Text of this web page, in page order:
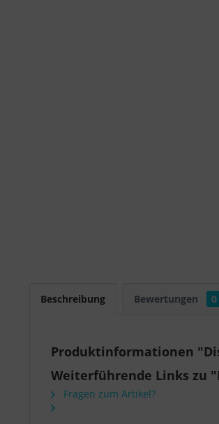
Beschreibung Bewertungen 0
Produktinformationen
Weiterführende Links zu
Fragen zum Artikel?